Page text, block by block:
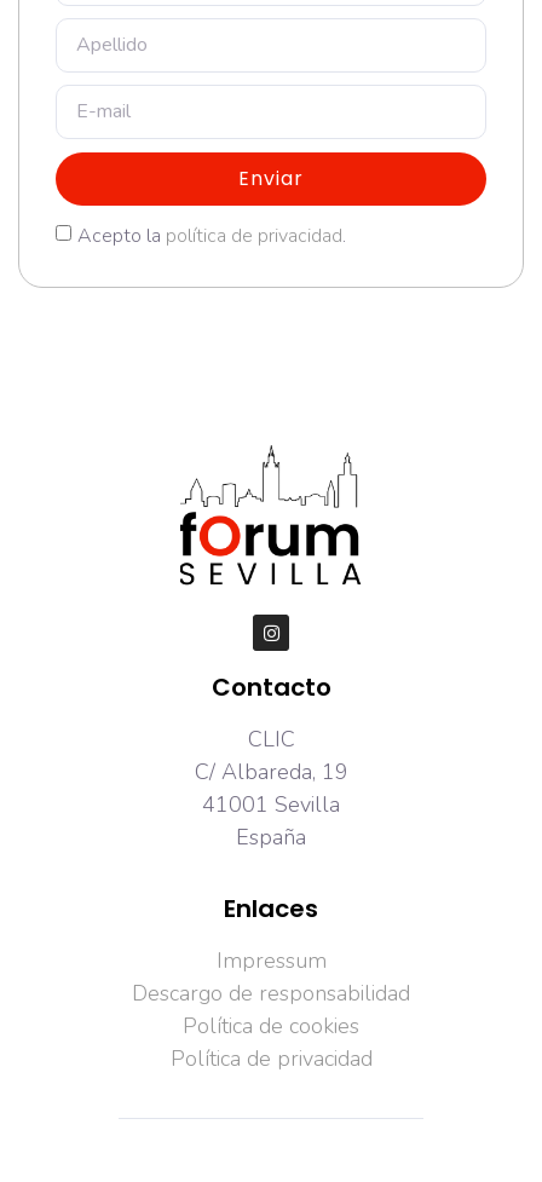
Acepto la política de privacidad.
Enviar
Contacto
CLIC
C/ Albareda, 19
41001 Sevilla
España
Enlaces
Impressum
Descargo de responsabilidad
Política de cookies
Política de privacidad